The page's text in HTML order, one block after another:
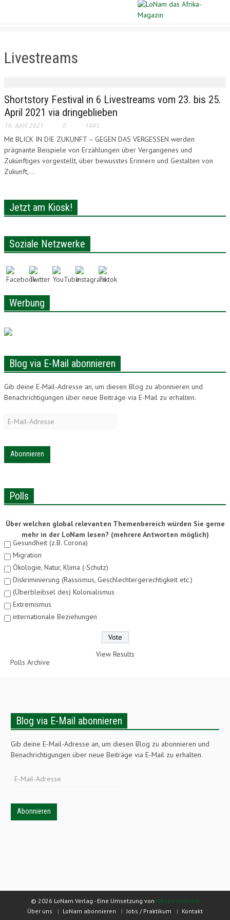
DIASPORA
WIRTSCHAFT
KULTUR
PORTRAIT
VERLOSUNG
LONAM ABONNIEREN
JOBS / PRAKTIKUM
Livestreams
Shortstory Festival in 6 Livestreams vom 23. bis 25.
April 2021 via dringeblieben
16. April 2021 0 1845
Mit BLICK IN DIE ZUKUNFT – GEGEN DAS VERGESSEN werden
prägnante Beispiele von Erzählungen über Vergangenes und
Zukünftiges vorgestellt, über bewusstes Erinnern und Gestalten von
Zukunft,...
Jetzt am Kiosk!
Soziale Netzwerke
Werbung
Blog via E-Mail abonnieren
Gib deine E-Mail-Adresse an, um diesen Blog zu abonnieren und
Benachrichtigungen über neue Beiträge via E-Mail zu erhalten.
E-
Polls
Über welchen global relevanten Themenbereich würden Sie gerne
mehr in der LoNam lesen? (mehrere Antworten möglich)
Gesundheit (z.B. Corona)
Migration
Ökologie, Natur, Klima (-Schutz)
Diskriminierung (Rassismus, Geschlechtergerechtigkeit etc.)
(Überbleibsel des) Kolonialismus
Extremismus
internationale Beziehungen
View Results
Polls Archive
Blog via E-Mail abonnieren
Gib deine E-Mail-Adresse an, um diesen Blog zu abonnieren und
Benachrichtigungen über neue Beiträge via E-Mail zu erhalten.
E-
© 2026 LoNam Verlag - Eine Umsetzung von Mbope Network
Über uns
LoNam abonnieren Jobs / Praktikum
Kontakt